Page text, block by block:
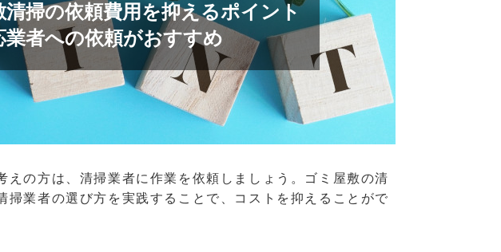
清掃の依頼費用を抑えるポイント
業者への依頼がおすすめ
えの方は、清掃業者に作業を依頼しましょう。ゴミ屋敷の清
掃業者の選び方を実践することで、コストを抑えることがで